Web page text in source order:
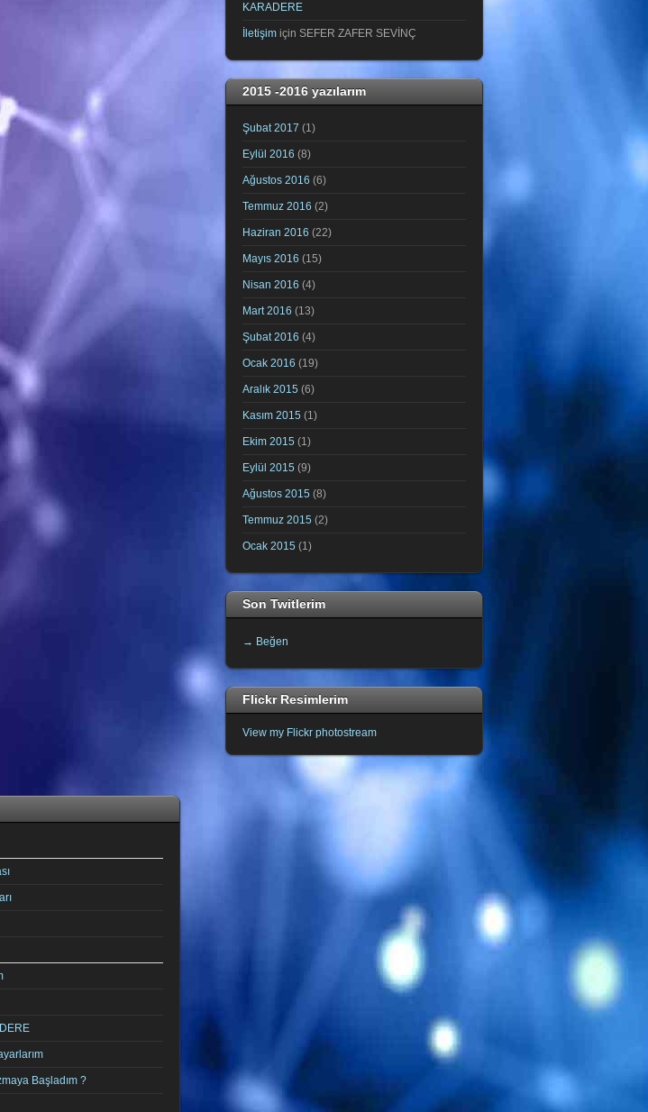
KARADERE
İletişim için SEFER ZAFER SEVİNÇ
2015 -2016 yazılarım
Şubat 2017 (1)
Eylül 2016 (8)
Ağustos 2016 (6)
Temmuz 2016 (2)
Haziran 2016 (22)
Mayıs 2016 (15)
Nisan 2016 (4)
Mart 2016 (13)
Şubat 2016 (4)
Ocak 2016 (19)
Aralık 2015 (6)
Kasım 2015 (1)
Ekim 2015 (1)
Eylül 2015 (9)
Ağustos 2015 (8)
Temmuz 2015 (2)
Ocak 2015 (1)
Son Twitlerim
→ Beğen
Flickr Resimlerim
View my Flickr photostream
Başladım ?